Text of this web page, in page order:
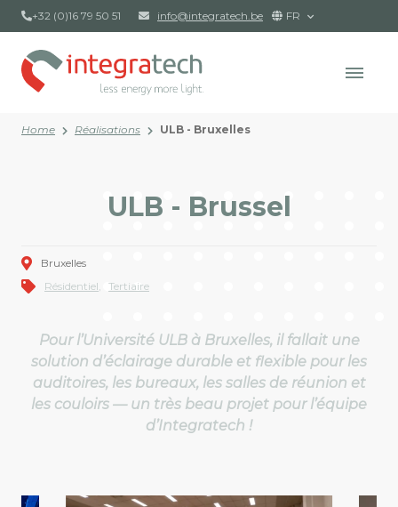
+32 (0)16 79 50 51 info@integratech.be FR
Home Réalisations ULB - Bruxelles
ULB - Brussel
Bruxelles
Résidentiel
Tertiaire
Pour l’Université ULB à Bruxelles, il fallait une
solution d’éclairage durable et flexible pour les
auditoires, les bureaux, les salles de réunion et
les couloirs — un très beau projet pour l’équipe
d’Integratech !